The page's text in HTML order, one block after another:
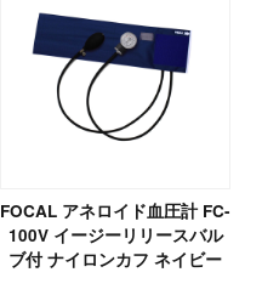
FOCAL アネロイド血圧計 FC-
100V イージーリリースバル
ブ付 ナイロンカフ ネイビー